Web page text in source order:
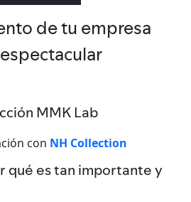
de tu empresa
MMK Lab
con NH Collection
qué es tan importante y